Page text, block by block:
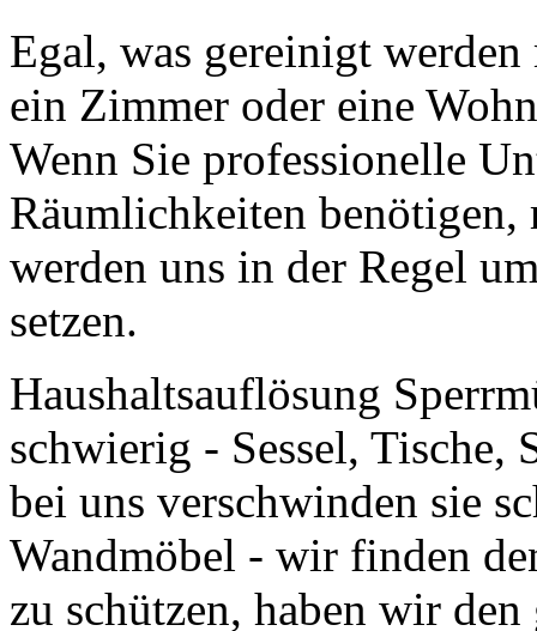
Egal, was gereinigt
ein Zimmer oder eine
Wenn Sie professionelle
Räumlichkeiten
werden uns in der Regel
setzen.
Haushaltsauflösung
schwierig - Sessel, Tische,
bei uns verschwinden sie
Wandmöbel - wir finden
zu schützen, haben wir